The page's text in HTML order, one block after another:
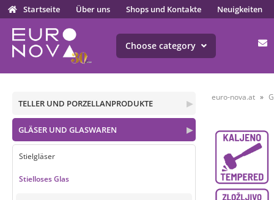
Startseite Über uns Shops und Kontakte Neuigkeiten
Choose category
▶
TELLER UND PORZELLANPRODUKTE
▶
GLÄSER UND GLASWAREN
Stielgläser
Stielloses Glas
euro-nova.at